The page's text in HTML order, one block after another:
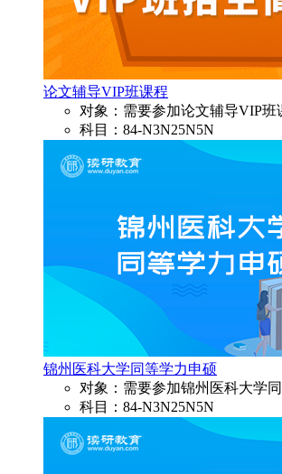
论文辅导VIP班课程
对象：需要参加论文辅导VIP班
科目：84-N3N25N5N
锦州医科大学同等学力申硕
对象：需要参加锦州医科大学
科目：84-N3N25N5N